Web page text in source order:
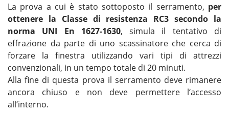
La prova a cui è stato sottoposto il serramento, per
ottenere la Classe di resistenza RC3 secondo la
norma UNI En 1627-1630, simula il tentativo di
effrazione da parte di uno scassinatore che cerca di
forzare la finestra utilizzando vari tipi di attrezzi
convenzionali, in un tempo totale di 20 minuti.
Alla fine di questa prova il serramento deve rimanere
ancora chiuso e non deve permettere l‘accesso
all‘interno.